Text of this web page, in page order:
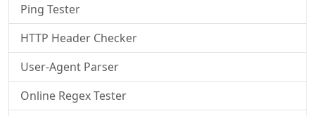
Ping Tester
HTTP Header Checker
User-Agent Parser
Online Regex Tester